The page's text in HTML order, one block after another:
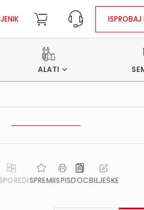
ISPROBAJ
ALATI
SPREMIISPISDOCBILJEŠKE